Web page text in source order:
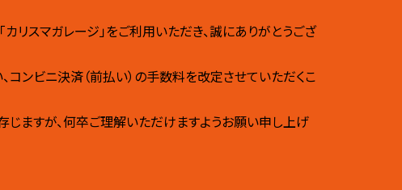
カリスマガレージ」をご利用いただき、誠にありがとうござ
ンビニ決済（前払い）の手数料を改定させていただくこ
じますが、何卒ご理解いただけますようお願い申し上げ